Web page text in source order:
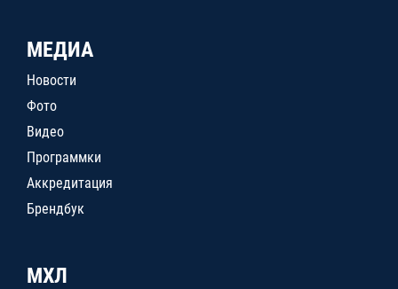
МЕДИА
Новости
Фото
Видео
Программки
Аккредитация
Брендбук
МХЛ